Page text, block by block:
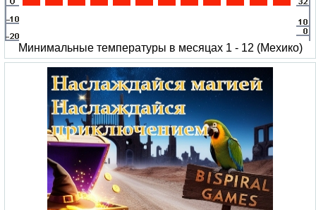
Минимальные температуры в месяцах 1 - 12 (Мехико)